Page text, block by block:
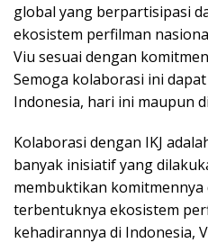
global yang berpartisipasi
ekosistem perfilman
Viu sesuai dengan
Semoga kolaborasi ini
Indonesia, hari ini maupun
Kolaborasi dengan IKJ
banyak inisiatif yang
membuktikan
terbentuknya ekosistem
kehadirannya di Indonesia,